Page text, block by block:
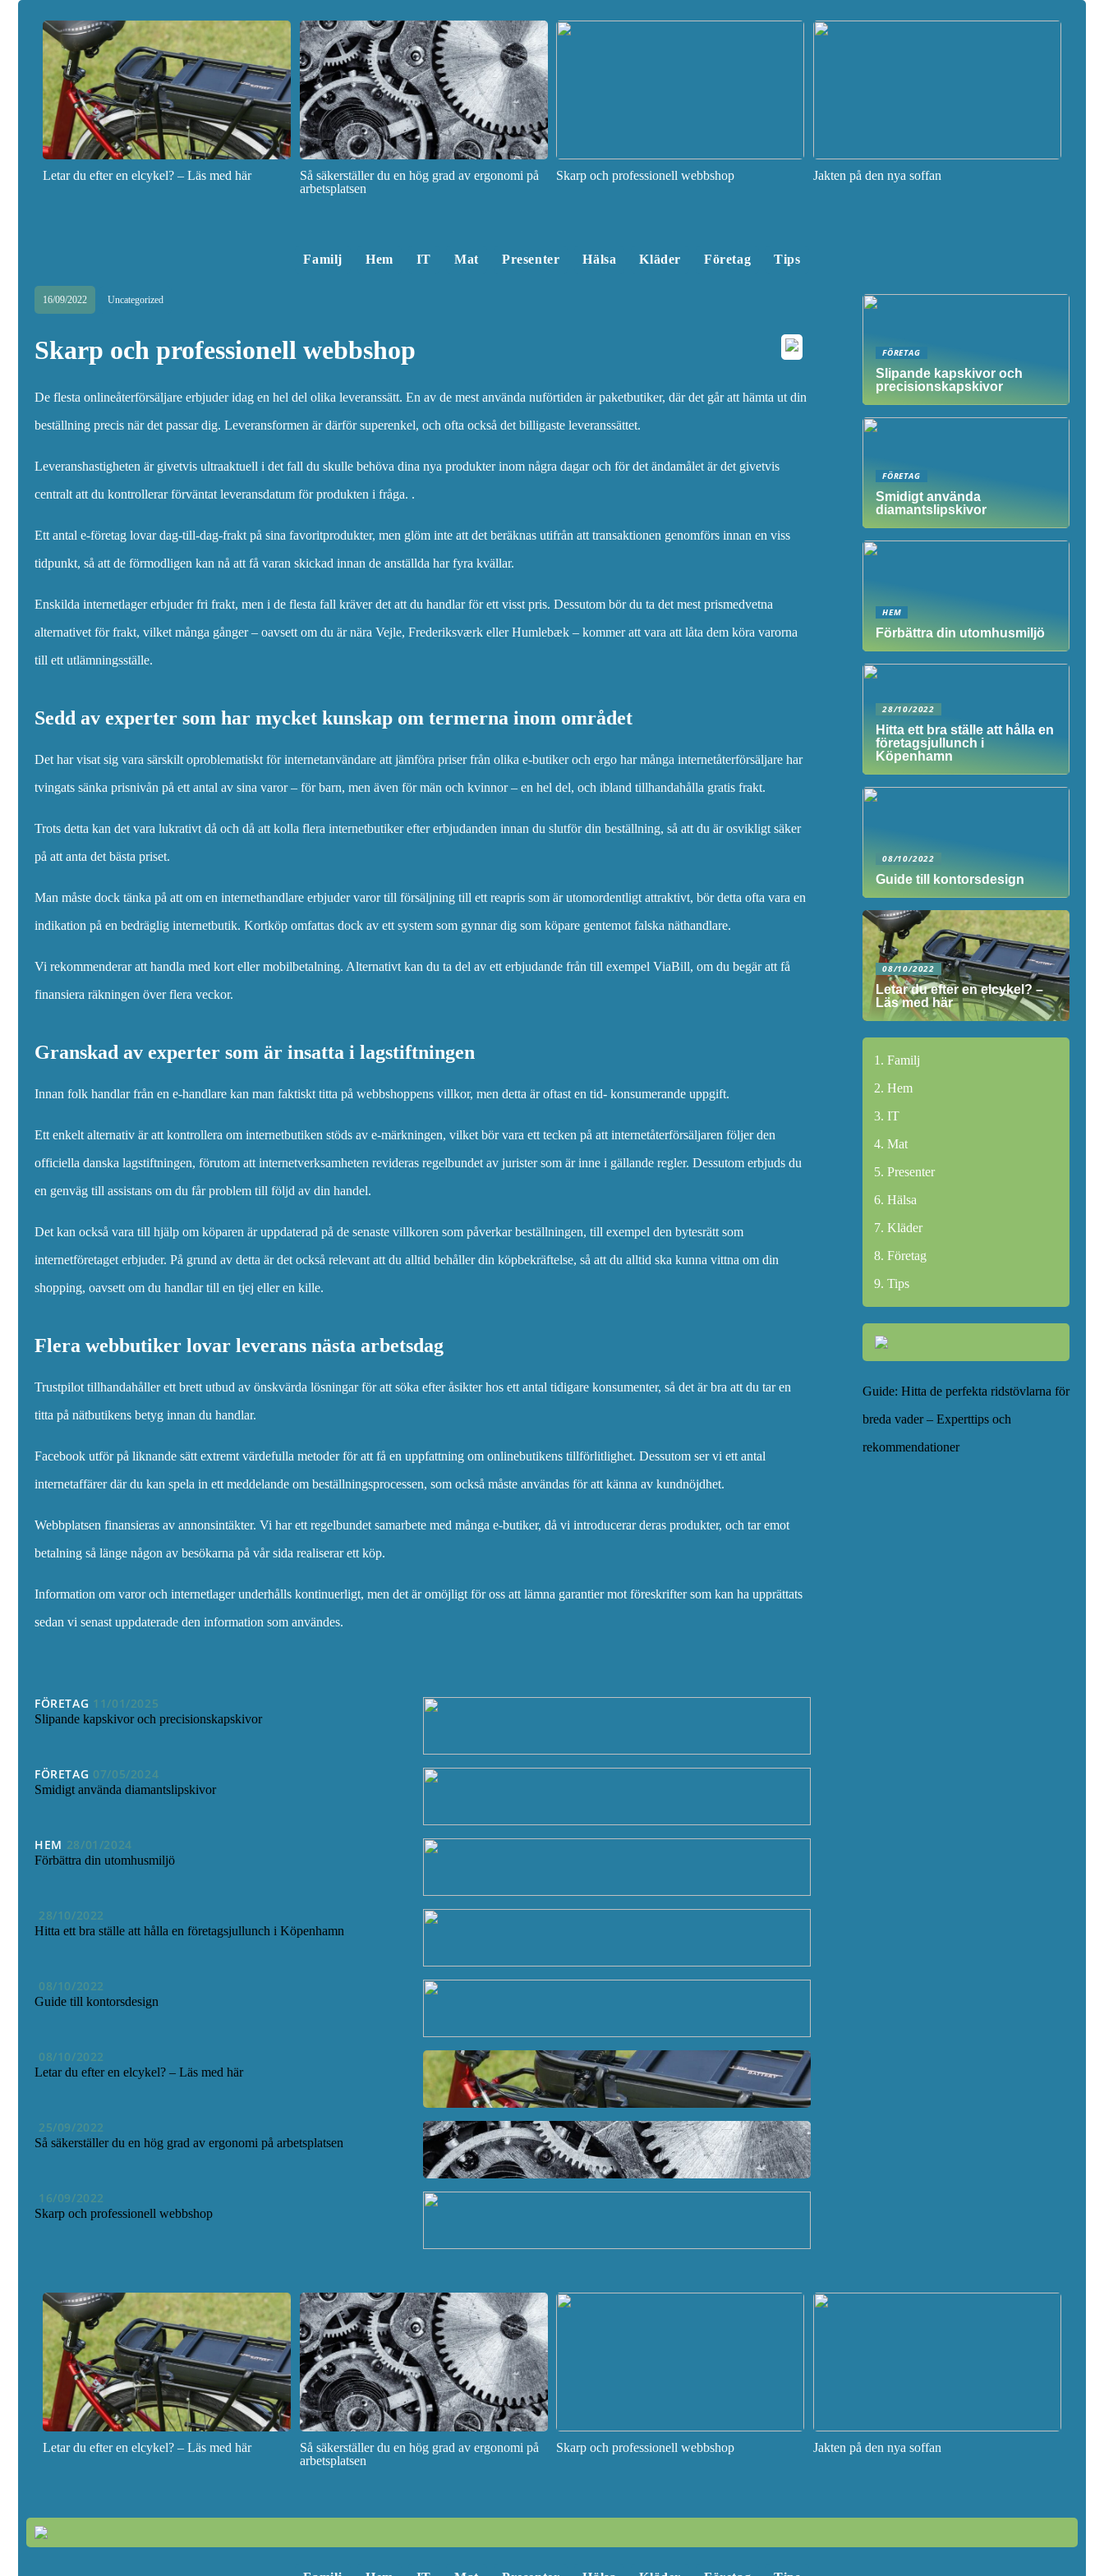
Letar du efter en elcykel? – Läs med här
Så säkerställer du en hög grad av ergonomi på
arbetsplatsen
Skarp och professionell webbshop Jakten på den nya soffan
Familj Hem IT Mat Presenter Hälsa Kläder Företag Tips
16/09/2022 Uncategorized
Skarp och professionell webbshop
De flesta onlineåterförsäljare erbjuder idag en hel del olika leveranssätt. En av de mest använda nuförtiden är paketbutiker, där det går att hämta ut din
beställning precis när det passar dig. Leveransformen är därför superenkel, och ofta också det billigaste leveranssättet.
Leveranshastigheten är givetvis ultraaktuell i det fall du skulle behöva dina nya produkter inom några dagar och för det ändamålet är det givetvis
centralt att du kontrollerar förväntat leveransdatum för produkten i fråga. .
Ett antal e-företag lovar dag-till-dag-frakt på sina favoritprodukter, men glöm inte att det beräknas utifrån att transaktionen genomförs innan en viss
tidpunkt, så att de förmodligen kan nå att få varan skickad innan de anställda har fyra kvällar.
Enskilda internetlager erbjuder fri frakt, men i de flesta fall kräver det att du handlar för ett visst pris. Dessutom bör du ta det mest prismedvetna
alternativet för frakt, vilket många gånger – oavsett om du är nära Vejle, Frederiksværk eller Humlebæk – kommer att vara att låta dem köra varorna
till ett utlämningsställe.
Sedd av experter som har mycket kunskap om termerna inom området
Det har visat sig vara särskilt oproblematiskt för internetanvändare att jämföra priser från olika e-butiker och ergo har många internetåterförsäljare har
tvingats sänka prisnivån på ett antal av sina varor – för barn, men även för män och kvinnor – en hel del, och ibland tillhandahålla gratis frakt.
Trots detta kan det vara lukrativt då och då att kolla flera internetbutiker efter erbjudanden innan du slutför din beställning, så att du är osvikligt säker
på att anta det bästa priset.
Man måste dock tänka på att om en internethandlare erbjuder varor till försäljning till ett reapris som är utomordentligt attraktivt, bör detta ofta vara en
indikation på en bedräglig internetbutik. Kortköp omfattas dock av ett system som gynnar dig som köpare gentemot falska näthandlare.
Vi rekommenderar att handla med kort eller mobilbetalning. Alternativt kan du ta del av ett erbjudande från till exempel ViaBill, om du begär att få
finansiera räkningen över flera veckor.
Granskad av experter som är insatta i lagstiftningen
Innan folk handlar från en e-handlare kan man faktiskt titta på webbshoppens villkor, men detta är oftast en tid- konsumerande uppgift.
Ett enkelt alternativ är att kontrollera om internetbutiken stöds av e-märkningen, vilket bör vara ett tecken på att internetåterförsäljaren följer den
officiella danska lagstiftningen, förutom att internetverksamheten revideras regelbundet av jurister som är inne i gällande regler. Dessutom erbjuds du
en genväg till assistans om du får problem till följd av din handel.
Det kan också vara till hjälp om köparen är uppdaterad på de senaste villkoren som påverkar beställningen, till exempel den bytesrätt som
internetföretaget erbjuder. På grund av detta är det också relevant att du alltid behåller din köpbekräftelse, så att du alltid ska kunna vittna om din
shopping, oavsett om du handlar till en tjej eller en kille.
Flera webbutiker lovar leverans nästa arbetsdag
Trustpilot tillhandahåller ett brett utbud av önskvärda lösningar för att söka efter åsikter hos ett antal tidigare konsumenter, så det är bra att du tar en
titta på nätbutikens betyg innan du handlar.
Facebook utför på liknande sätt extremt värdefulla metoder för att få en uppfattning om onlinebutikens tillförlitlighet. Dessutom ser vi ett antal
internetaffärer där du kan spela in ett meddelande om beställningsprocessen, som också måste användas för att känna av kundnöjdhet.
Webbplatsen finansieras av annonsintäkter. Vi har ett regelbundet samarbete med många e-butiker, då vi introducerar deras produkter, och tar emot
betalning så länge någon av besökarna på vår sida realiserar ett köp.
Information om varor och internetlager underhålls kontinuerligt, men det är omöjligt för oss att lämna garantier mot föreskrifter som kan ha upprättats
sedan vi senast uppdaterade den information som användes.
FÖRETAG 11/01/2025
Slipande kapskivor och precisionskapskivor
FÖRETAG 07/05/2024
Smidigt använda diamantslipskivor
HEM 28/01/2024
Förbättra din utomhusmiljö
28/10/2022
Hitta ett bra ställe att hålla en företagsjullunch i Köpenhamn
08/10/2022
Guide till kontorsdesign
08/10/2022
Letar du efter en elcykel? – Läs med här
25/09/2022
Så säkerställer du en hög grad av ergonomi på arbetsplatsen
16/09/2022
Skarp och professionell webbshop
FÖRETAG
Slipande kapskivor och
precisionskapskivor
FÖRETAG
Smidigt använda
diamantslipskivor
HEM
Förbättra din utomhusmiljö
28/10/2022
Hitta ett bra ställe att hålla en
företagsjullunch i
Köpenhamn
08/10/2022
Guide till kontorsdesign
08/10/2022
Letar du efter en elcykel? –
Läs med här
Familj
Hem
IT
Mat
Presenter
Hälsa
Kläder
Företag
Tips
Guide: Hitta de perfekta ridstövlarna för
breda vader – Experttips och
rekommendationer
Letar du efter en elcykel? – Läs med här
Så säkerställer du en hög grad av ergonomi på
arbetsplatsen
Skarp och professionell webbshop Jakten på den nya soffan